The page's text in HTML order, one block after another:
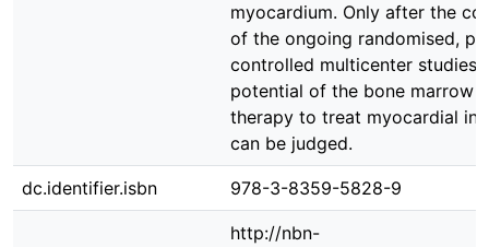
myocardium. Only after the
of the ongoing randomised,
controlled multicenter studies,
potential of the bone marrow
therapy to treat myocardial
can be judged.
dc.identifier.isbn 978-3-8359-5828-9
http://nbn-